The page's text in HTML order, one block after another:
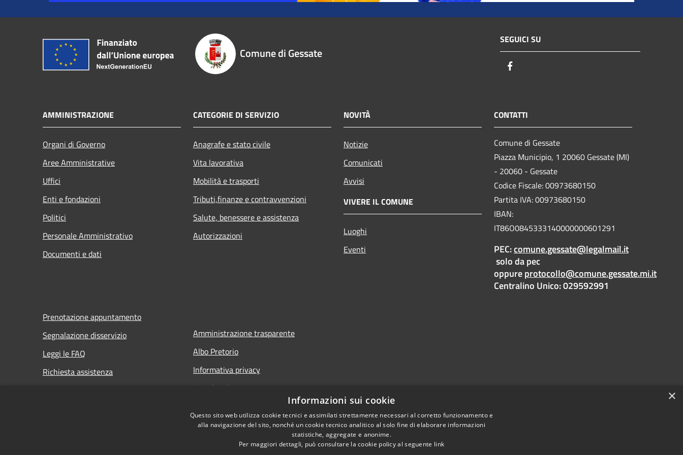
Comune di Gessate
SEGUICI SU
AMMINISTRAZIONE
Organi di Governo
Aree Amministrative
Uffici
Enti e fondazioni
Politici
Personale Amministrativo
Documenti e dati
CATEGORIE DI SERVIZIO
Anagrafe e stato civile
Vita lavorativa
Mobilità e trasporti
Tributi,finanze e contravvenzioni
Salute, benessere e assistenza
Autorizzazioni
NOVITÀ
Notizie
Comunicati
Avvisi
VIVERE IL COMUNE
Luoghi
Eventi
CONTATTI
Comune di Gessate
Piazza Municipio, 1 20060 Gessate (MI)
- 20060 - Gessate
Codice Fiscale: 00973680150
Partita IVA: 00973680150
IBAN:
IT86O0845333140000000601291
PEC:comune.gessate@legalmail.it
solo da pec
oppureprotocollo@comune.gessate.mi.it
Centralino Unico: 029592991
Prenotazione appuntamento
Segnalazione disservizio
Leggi le FAQ
Richiesta assistenza
Amministrazione trasparente
Albo Pretorio
Informativa privacy
Note legali
Dichiarazione di accessibilità
Dichiarazione di accessibilità dal 2025
×
Informazioni sui cookie
Questo sito web utilizza cookie tecnici e assimilati strettamente necessari al corretto funzionamento e
alla navigazione del sito, nonché un cookie tecnico analitico al solo fine di elaborare informazioni
statistiche, aggregate e anonime.
Per maggiori dettagli, può consultare la cookie policy al seguente link